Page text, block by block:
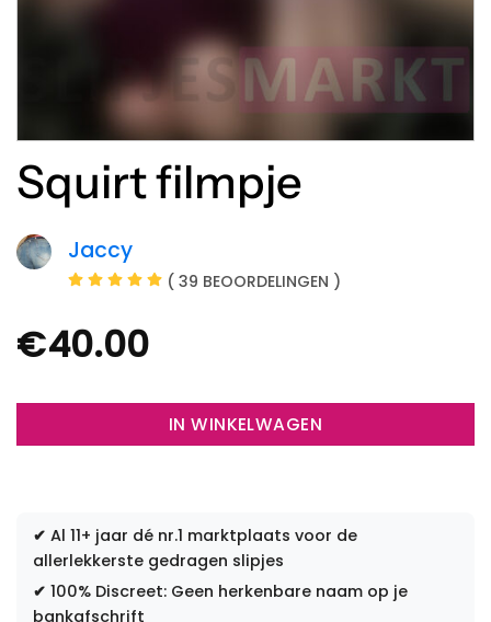
Squirt filmpje
Jaccy
( 39 BEOORDELINGEN )
€40.00
IN WINKELWAGEN
✔ Al 11+ jaar dé nr.1 marktplaats voor de
allerlekkerste gedragen slipjes
✔ 100% Discreet: Geen herkenbare naam op je
bankafschrift